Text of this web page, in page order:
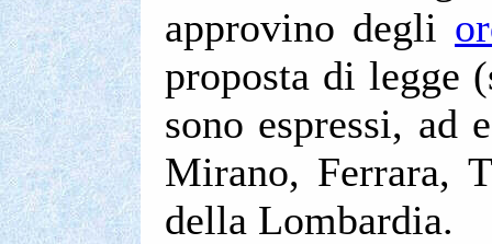
approvino degli
proposta di legge
sono espressi, ad
Mirano, Ferrara,
della Lombardia.